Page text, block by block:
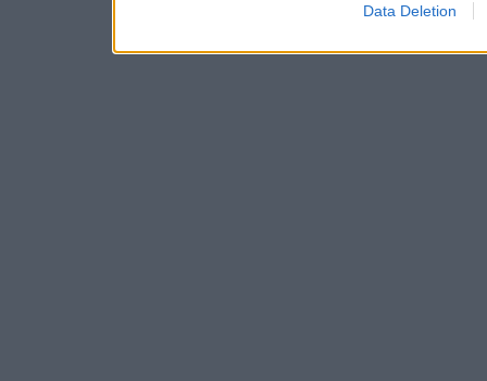
Data Deletion